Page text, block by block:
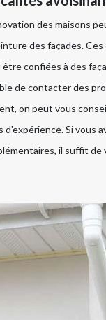
des maisons
des façades.
confiées à des
de contacter des
on peut vous
d'expérience. Si vous
il suffit de